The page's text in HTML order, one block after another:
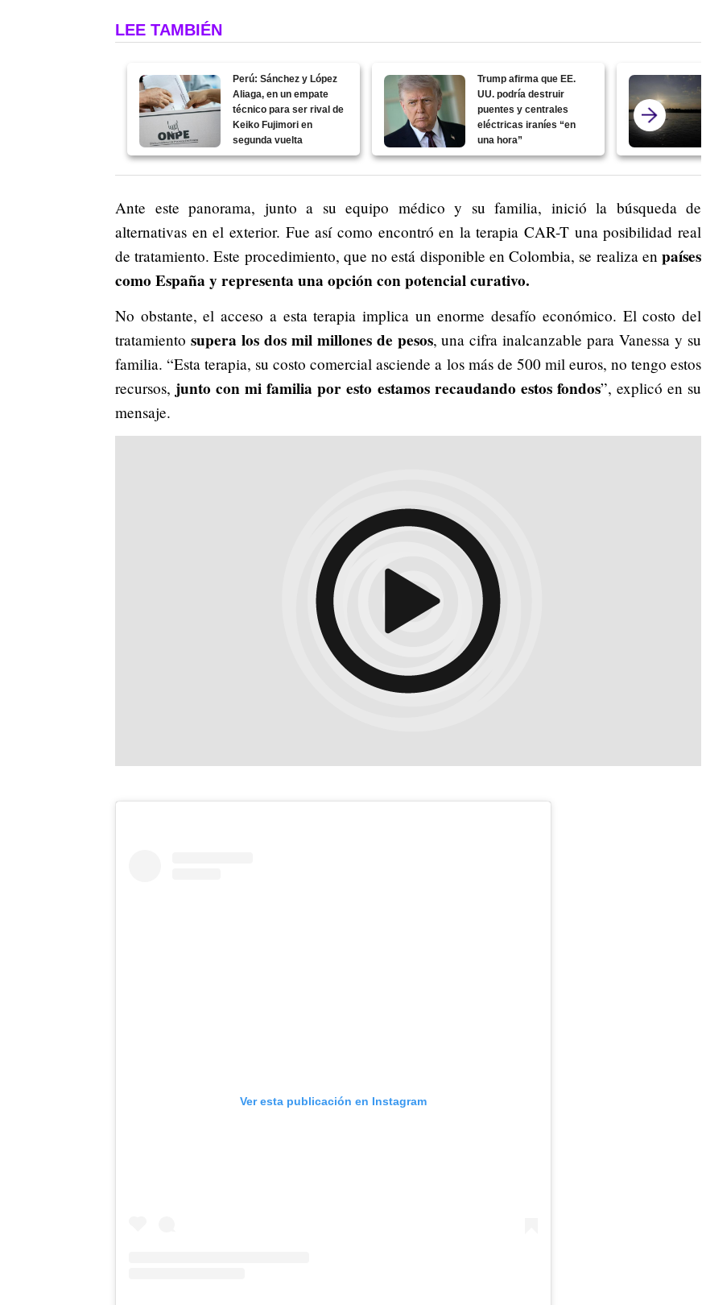
LEE TAMBIÉN
Perú: Sánchez y López
Aliaga, en un empate
técnico para ser rival de
Keiko Fujimori en
segunda vuelta
Trump afirma que EE.
UU. podría destruir
puentes y centrales
eléctricas iraníes “en
una hora”
Ante este panorama, junto a su equipo médico y su familia, inició la búsqueda de
alternativas en el exterior. Fue así como encontró en la terapia CAR-T una posibilidad real
de tratamiento. Este procedimiento, que no está disponible en Colombia, se realiza en países
como España y representa una opción con potencial curativo.
No obstante, el acceso a esta terapia implica un enorme desafío económico. El costo del
tratamiento supera los dos mil millones de pesos, una cifra inalcanzable para Vanessa y su
familia. “Esta terapia, su costo comercial asciende a los más de 500 mil euros, no tengo estos
recursos, junto con mi familia por esto estamos recaudando estos fondos”, explicó en su
mensaje.
Ver esta publicación en Instagram